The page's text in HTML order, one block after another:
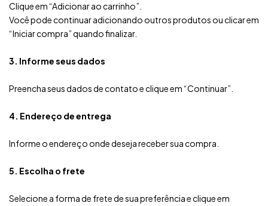
Clique em “Adicionar ao carrinho”.
Você pode continuar adicionando outros produtos ou clicar em
“Iniciar compra” quando finalizar.
3. Informe seus dados
Preencha seus dados de contato e clique em “Continuar”.
4. Endereço de entrega
Informe o endereço onde deseja receber sua compra.
5. Escolha o frete
Selecione a forma de frete de sua preferência e clique em